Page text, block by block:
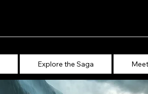
Explore the Saga